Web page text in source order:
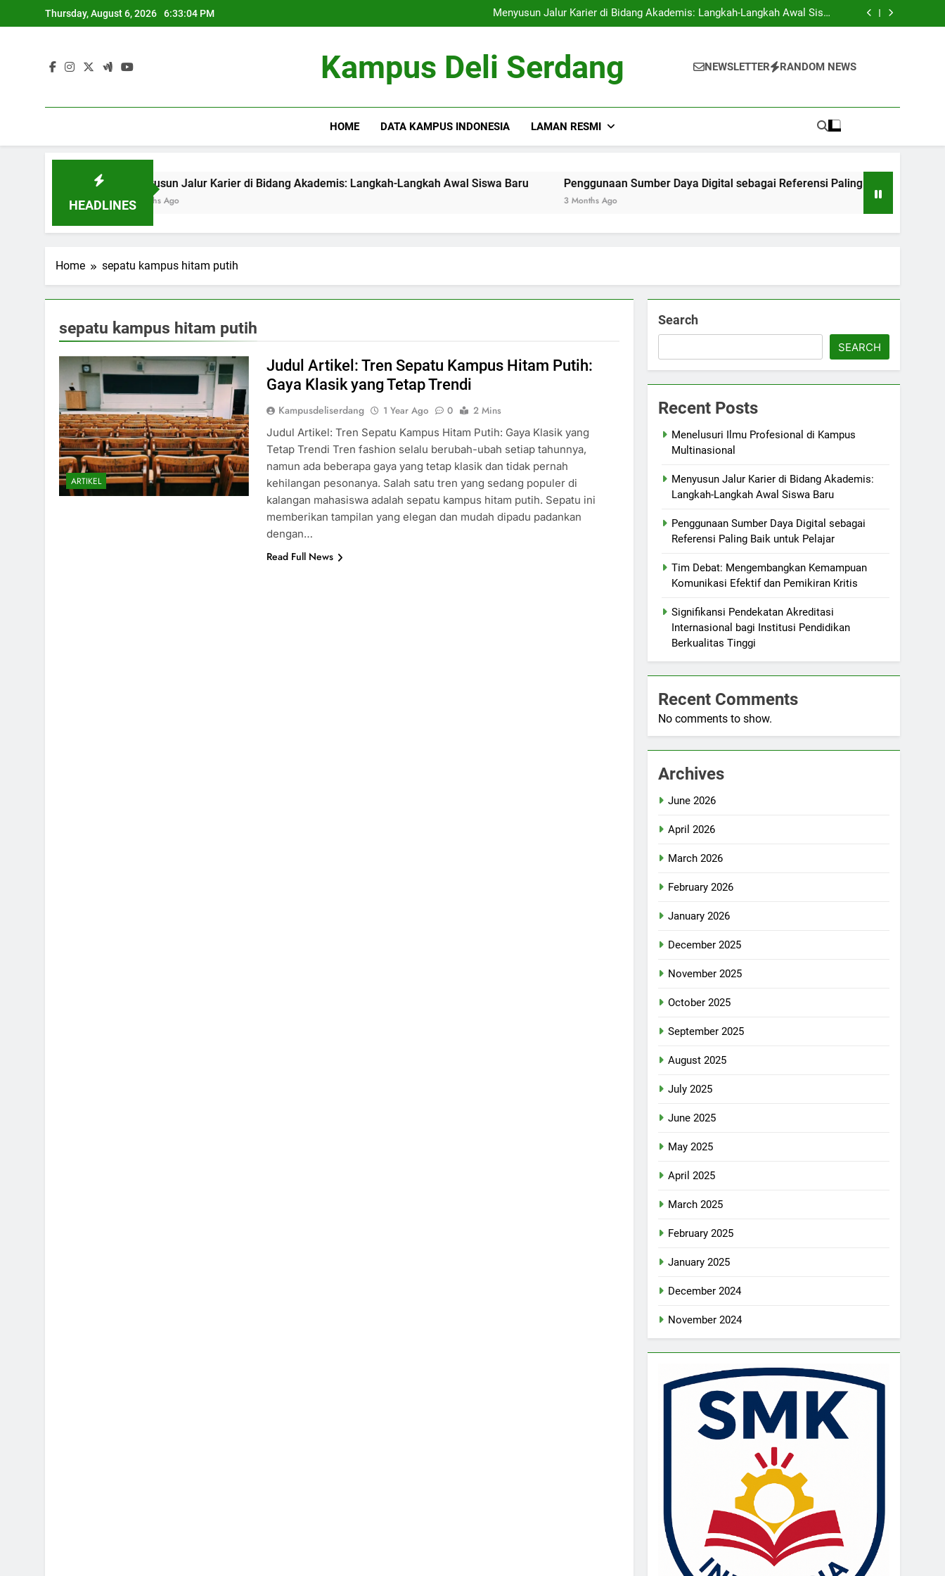
to
Thursday, August 6, 2026 6:33:04 PM
Menyusun Jalur Karier di Bidang Akademis: Langkah-Langkah Awal Siswa
Baru
Penggunaan Sumber Daya Digital sebagai Referensi Paling Baik untuk
Menyusun Jalur Karier di Bidang Akademis: Langkah-Langkah Awal Siswa
Penggunaan Sumber Daya Digital sebagai Referensi Paling Baik untuk
Kampus Deli Serdang NEWSLETTER RANDOM NEWS
HOME DATA KAMPUS INDONESIA LAMAN RESMI
HEADLINES
Menyusun Jalur Karier di Bidang Akademis: Langkah-Langkah Awal Siswa Baru
3 Months Ago
Penggunaan Sumber Daya Digital sebagai Referensi Paling Baik untuk Pelajar
3 Months Ago
Home sepatu kampus hitam putih
sepatu kampus hitam putih
ARTIKEL
Judul Artikel: Tren Sepatu Kampus Hitam Putih:
Gaya Klasik yang Tetap Trendi
Kampusdeliserdang 1 Year Ago 0
2 Mins
Judul Artikel: Tren Sepatu Kampus Hitam Putih: Gaya Klasik yang
Tetap Trendi Tren fashion selalu berubah-ubah setiap tahunnya,
namun ada beberapa gaya yang tetap klasik dan tidak pernah
kehilangan pesonanya. Salah satu tren yang sedang populer di
kalangan mahasiswa adalah sepatu kampus hitam putih. Sepatu ini
memberikan tampilan yang elegan dan mudah dipadu padankan
dengan…
Read Full News
Search
SEARCH
Recent Posts
Menelusuri Ilmu Profesional di Kampus
Multinasional
Menyusun Jalur Karier di Bidang Akademis:
Langkah-Langkah Awal Siswa Baru
Penggunaan Sumber Daya Digital sebagai
Referensi Paling Baik untuk Pelajar
Tim Debat: Mengembangkan Kemampuan
Komunikasi Efektif dan Pemikiran Kritis
Signifikansi Pendekatan Akreditasi
Internasional bagi Institusi Pendidikan
Berkualitas Tinggi
Recent Comments
No comments to show.
Archives
June 2026
April 2026
March 2026
February 2026
January 2026
December 2025
November 2025
October 2025
September 2025
August 2025
July 2025
June 2025
May 2025
April 2025
March 2025
February 2025
January 2025
December 2024
November 2024